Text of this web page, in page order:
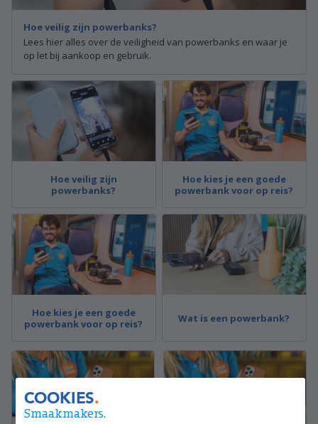
COOKIES
Smaakmakers.
Hoe veilig zijn powerbanks?
Lees hier alles over de veiligheid van powerbanks en waar je
op let bij aankoop en gebruik.
Hoe veilig zijn
powerbanks?
Hoe kies je een goede
powerbank voor op reis?
Hoe kies je een goede
powerbank voor op reis?
Wat is een powerbank?